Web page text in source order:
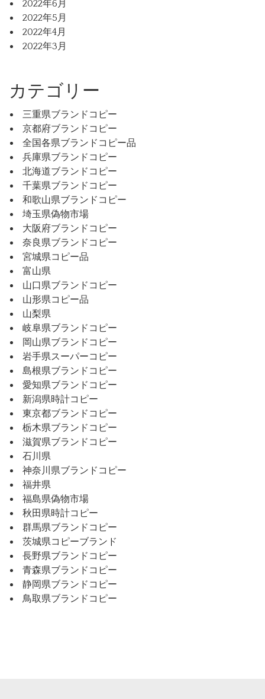
2022年6月
2022年5月
2022年4月
2022年3月
カテゴリー
三重県ブランドコピー
京都府ブランドコピー
全国各県ブランドコピー品
兵庫県ブランドコピー
北海道ブランドコピー
千葉県ブランドコピー
和歌山県ブランドコピー
埼玉県偽物市場
大阪府ブランドコピー
奈良県ブランドコピー
宮城県コピー品
富山県
山口県ブランドコピー
山形県コピー品
山梨県
岐阜県ブランドコピー
岡山県ブランドコピー
岩手県スーパーコピー
島根県ブランドコピー
愛知県ブランドコピー
新潟県時計コピー
東京都ブランドコピー
栃木県ブランドコピー
滋賀県ブランドコピー
石川県
神奈川県ブランドコピー
福井県
福島県偽物市場
秋田県時計コピー
群馬県ブランドコピー
茨城県コピーブランド
長野県ブランドコピー
青森県ブランドコピー
静岡県ブランドコピー
鳥取県ブランドコピー